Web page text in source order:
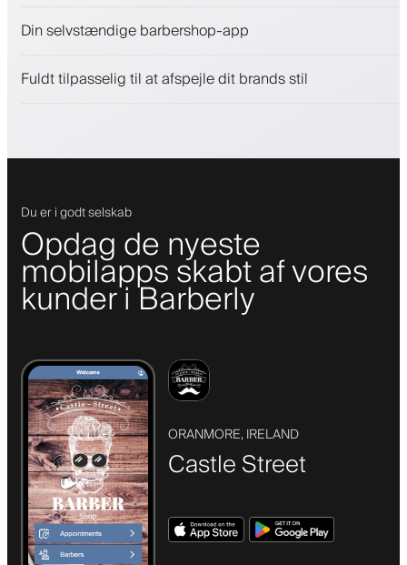
Engager kunder med et loyalitetsprogram
Din selvstændige barbershop-app
Fuldt tilpasselig til at afspejle dit brands stil
Du er i godt selskab
Opdag de nyeste
mobilapps skabt af vores
kunder i Barberly
ORANMORE, IRELAND
Castle Street